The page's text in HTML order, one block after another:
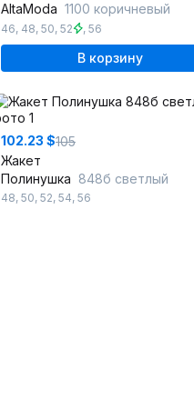
AltaModa 1100 коричневый
46, 48, 50, 52 , 56
В корзину
102.23 $105
Жакет
Полинушка 848б светлый
48, 50, 52, 54, 56